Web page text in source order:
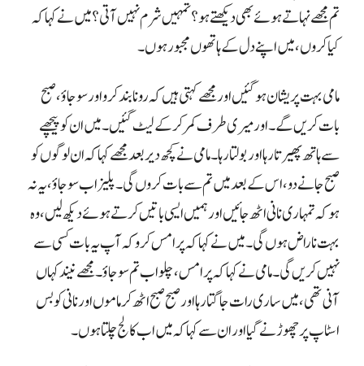
تم مجھے نہاتے ہوئے بھی دیکھتے ہو؟ تمہیں شرم نہیں آتی؟ میں نے کہا کہ
کیا کروں، میں اپنے دل کے ہاتھوں مجبور ہوں۔
مامی بہت پریشان ہو گئیں اور مجھے کہتی ہیں کہ رونا بند کرو اور سو جاؤ، صبح
بات کریں گے۔ اور میری طرف کمر کر کے لیٹ گئیں۔ میں ان کو پیچھے
سے ہاتھ پھیرتا رہا اور بولتا رہا۔ مامی نے کچھ دیر بعد مجھے کہا کہ ان لوگوں کو
صبح جانے دو، اس کے بعد میں تم سے بات کروں گی۔ پلیز اب سو جاؤ، یہ نہ
ہو کہ تمہاری نانی اٹھ جائیں اور ہمیں ایسی باتیں کرتے ہوئے دیکھ لیں، وہ
بہت ناراض ہوں گی۔ میں نے کہا کہ پرامس کرو کہ آپ یہ بات کسی سے
نہیں کریں گی۔ مامی نے کہا کہ پرامس، چلو اب تم سو جاؤ۔ مجھے نیند کہاں
آنی تھی، میں ساری رات جاگتا رہا اور صبح صبح اٹھ کر ماموں اور نانی کو بس
اسٹاپ پر چھوڑنے گیا اور ان سے کہا کہ میں اب کالج چلتا ہوں۔